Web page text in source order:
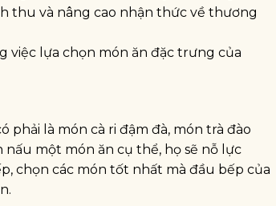
thu và nâng cao nhận thức về thương
việc lựa chọn món ăn đặc trưng của
phải là món cà ri đậm đà, món trà đào
một món ăn cụ thể, họ sẽ nỗ lực
chọn các món tốt nhất mà đầu bếp của